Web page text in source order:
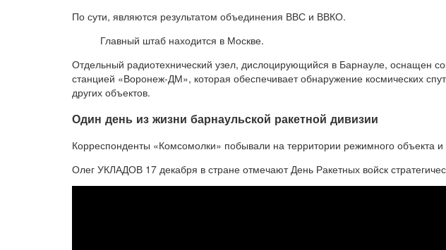
По сути, являются результатом объединения ВВС и ВВКО.
Главный штаб находится в Москве.
Отдельный радиотехнический узел, дислоцирующийся в Барнауле, оснащен
станцией «Воронеж-ДМ», которая обеспечивает обнаружение космических
других объектов.
Один день из жизни барнаульской ракетной дивизии
Корреспонденты «Комсомолки» побывали на территории режимного объекта
Олег УКЛАДОВ 17 декабря в стране отмечают День Ракетных войск